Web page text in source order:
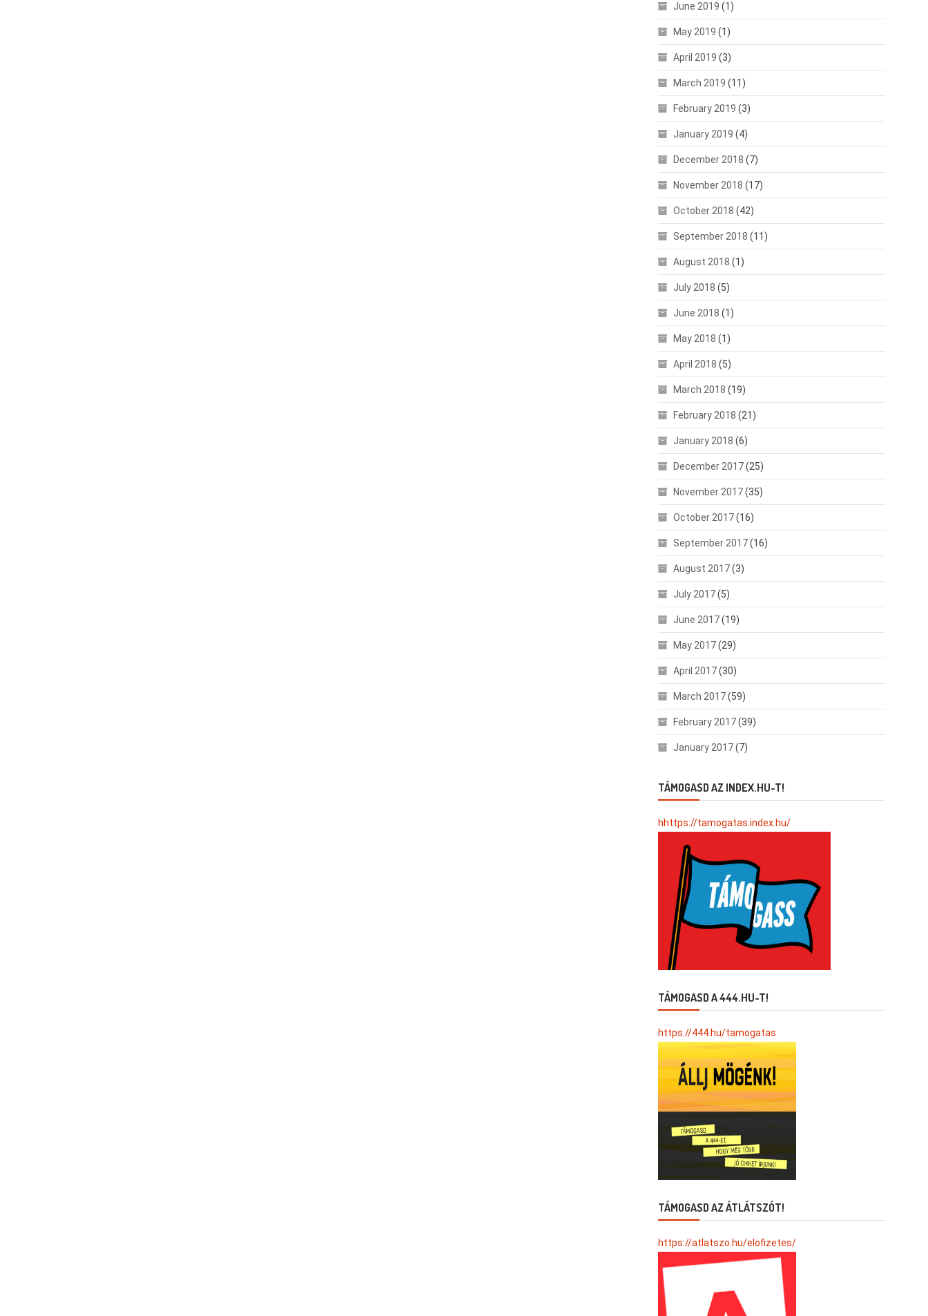
June 2019 (1)
May 2019 (1)
April 2019 (3)
March 2019 (11)
February 2019 (3)
January 2019 (4)
December 2018 (7)
November 2018 (17)
October 2018 (42)
September 2018 (11)
August 2018 (1)
July 2018 (5)
June 2018 (1)
May 2018 (1)
April 2018 (5)
March 2018 (19)
February 2018 (21)
January 2018 (6)
December 2017(25)
November 2017(35)
October 2017(16)
September 2017(16)
August 2017(3)
July 2017(5)
June 2017(19)
May 2017(29)
April 2017(30)
March 2017(59)
February 2017(39)
January 2017(7)
TÁMOGASD AZ INDEX.HU-T!
hhttps://tamogatas.index.hu/
TÁMOGASD A 444.HU-T!
https://444.hu/tamogatas
TÁMOGASD AZ ÁTLÁTSZÓT!
https://atlatszo.hu/elofizetes/